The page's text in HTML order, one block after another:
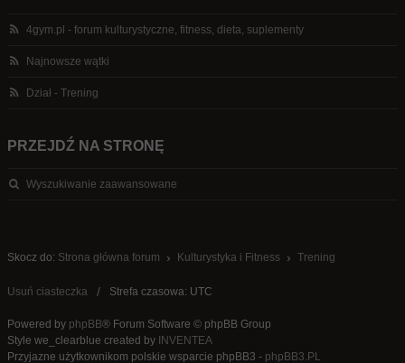
4gym.pl - forum kulturystyczne, fitness, dieta, suplementy
Najnowsze wątki
Dział - Trening
PRZEJDŹ NA STRONĘ
Wyszukiwanie zaawansowane
Skocz do: Strona główna forum Kulturystyka i Fitness Trening
Usuń ciasteczka Strefa czasowa: UTC
Powered by phpBB® Forum Software © phpBB Group
Style we_clearblue created by INVENTEA
Przyjazne użytkownikom polskie wsparcie phpBB3 - phpBB3.PL